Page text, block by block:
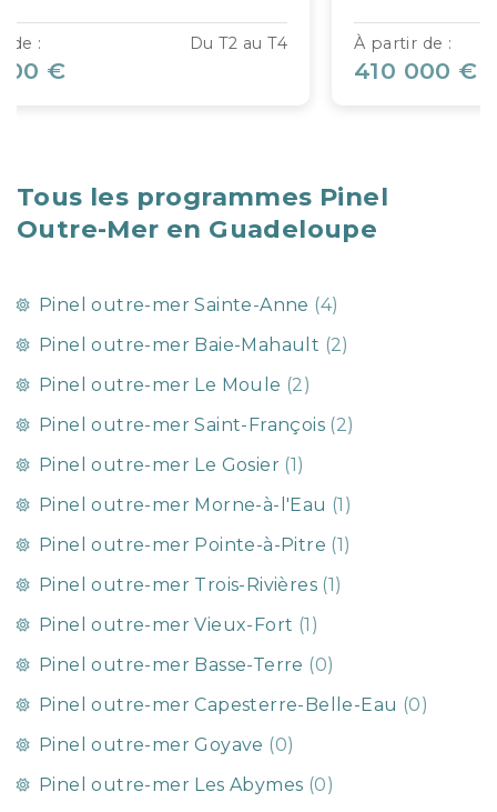
T5 À partir de :
169 000 €
Tous les programmes Pinel
Outre-Mer en Guadeloupe
Pinel outre-mer Sainte-Anne (4)
Pinel outre-mer Baie-Mahault (2)
Pinel outre-mer Le Moule (2)
Pinel outre-mer Saint-François (2)
Pinel outre-mer Le Gosier (1)
Pinel outre-mer Morne-à-l'Eau (1)
Pinel outre-mer Pointe-à-Pitre (1)
Pinel outre-mer Trois-Rivières (1)
Pinel outre-mer Vieux-Fort (1)
Pinel outre-mer Basse-Terre (0)
Pinel outre-mer Capesterre-Belle-Eau (0)
Pinel outre-mer Goyave (0)
Pinel outre-mer Les Abymes (0)